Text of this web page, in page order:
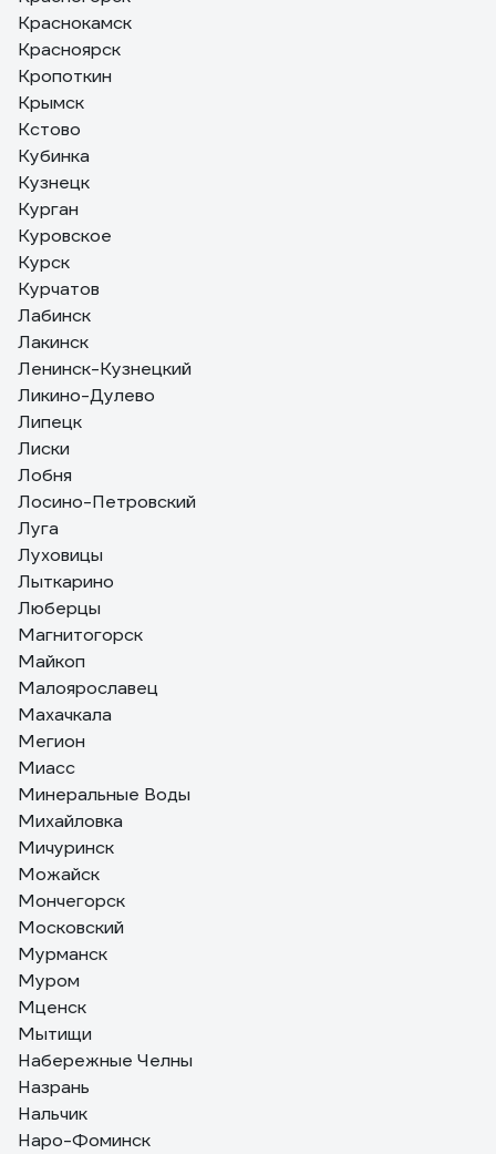
Краснокамск
Красноярск
Кропоткин
Крымск
Кстово
Кубинка
Кузнецк
Курган
Куровское
Курск
Курчатов
Лабинск
Лакинск
Ленинск-Кузнецкий
Ликино-Дулево
Липецк
Лиски
Лобня
Лосино-Петровский
Луга
Луховицы
Лыткарино
Люберцы
Магнитогорск
Майкоп
Малоярославец
Махачкала
Мегион
Миасс
Минеральные Воды
Михайловка
Мичуринск
Можайск
Мончегорск
Московский
Мурманск
Муром
Мценск
Мытищи
Набережные Челны
Назрань
Нальчик
Наро-Фоминск